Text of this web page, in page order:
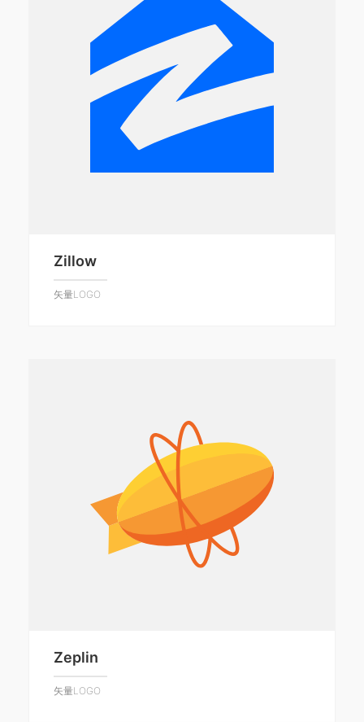
Zillow
矢量LOGO
Zeplin
矢量LOGO